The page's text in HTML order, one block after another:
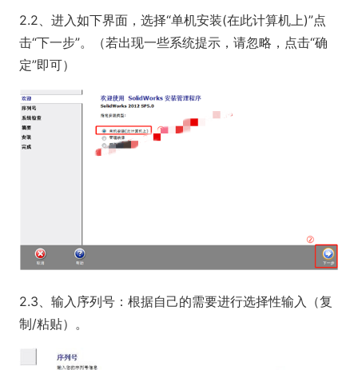
2.2、进入如下界面，选择“单机安装(在此计算机上)”点
击“下一步”。（若出现一些系统提示，请忽略，点击“确
定”即可）
2.3、输入序列号：根据自己的需要进行选择性输入（复
制/粘贴）。